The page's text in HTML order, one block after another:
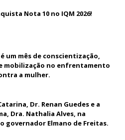
Nota 10 no IQM 2026!
um mês de conscientização,
mobilização no enfrentamento
a mulher.
Dr. Renan Guedes e a
Dra. Nathalia Alves, na
governador Elmano de Freitas.